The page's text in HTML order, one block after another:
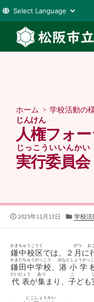
テ
ホーム > 学校活動の
人権
じんけん
フォ
実行委員会
じっこういいんかい
公
2025年11月13日
カ
リ
ー
学校活
鎌中校区
かまちゅうこうく
では、２ 月
がつ
に
お
鎌田中学校
かまだちゅうがっこう
、 港小学
みなとしょうがっ
代表
だいひょう
が集
あつ
まり、 子
こ
ども
じこしょうかい